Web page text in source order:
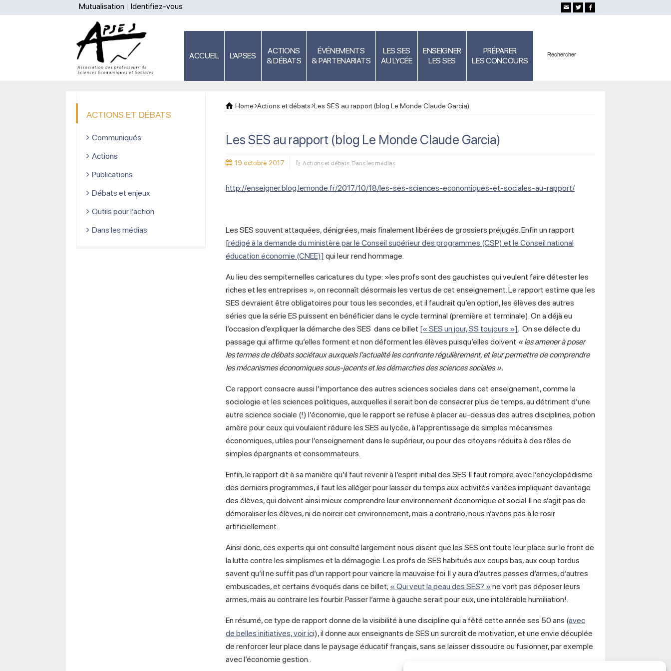
Mutualisation Identifiez-vous
ACCUEIL L’APSES
ACTIONS
& DÉBATS
ÉVÉNEMENTS
& PARTENARIATS
LES SES
AU LYCÉE
ENSEIGNER
LES SES
PRÉPARER
LES CONCOURS
Home Actions et débats Les SES au rapport (blog Le Monde Claude Garcia)
Les SES au rapport (blog Le Monde Claude Garcia)
19 octobre 2017 Actions et débats, Dans les médias
http://enseigner.blog.lemonde.fr/2017/10/18/les-ses-sciences-economiques-et-sociales-au-rapport/
Les SES souvent attaquées, dénigrées, mais finalement libérées de grossiers préjugés. Enfin un rapport
[rédigé à la demande du ministère par le Conseil supérieur des programmes (CSP) et le Conseil national
éducation économie (CNEE)] qui leur rend hommage.
Au lieu des sempiternelles caricatures du type: »les profs sont des gauchistes qui veulent faire détester les
riches et les entreprises », on reconnaît désormais les vertus de cet enseignement. Le rapport estime que les
SES devraient être obligatoires pour tous les secondes, et il faudrait qu’en option, les élèves des autres
séries que la série ES puissent en bénéficier dans le cycle terminal (première et terminale). On a déjà eu
l’occasion d’expliquer la démarche des SES dans ce billet [« SES un jour, SS toujours »]. On se délecte du
passage qui affirme qu’elles forment et non déforment les élèves puisqu’elles doivent « les amener à poser
les termes de débats sociétaux auxquels l’actualité les confronte régulièrement, et leur permettre de comprendre
les mécanismes économiques sous-jacents et les démarches des sciences sociales ».
Ce rapport consacre aussi l’importance des autres sciences sociales dans cet enseignement, comme la
sociologie et les sciences politiques, auxquelles il serait bon de consacrer plus de temps, au détriment d’une
autre science sociale (!) l’économie, que le rapport se refuse à placer au-dessus des autres disciplines; potion
amère pour ceux qui voulaient réduire les SES au lycée, à l’apprentissage de simples mécanismes
économiques, utiles pour l’enseignement dans le supérieur, ou pour des citoyens réduits à des rôles de
simples épargnants et consommateurs.
Enfin, le rapport dit à sa manière qu’il faut revenir à l’esprit initial des SES. Il faut rompre avec l’encyclopédisme
des derniers programmes, il faut les alléger pour laisser du temps aux activités variées impliquant davantage
des élèves, qui doivent ainsi mieux comprendre leur environnement économique et social. Il ne s’agit pas de
démoraliser les élèves, ni de noircir cet environnement, mais a contrario, nous n’avons pas à le rosir
artificiellement.
Ainsi donc, ces experts qui ont consulté largement nous disent que les SES ont toute leur place sur le front de
la lutte contre les simplismes et la démagogie. Les profs de SES habitués aux coups bas, aux coup tordus
savent qu’il ne suffit pas d’un rapport pour vaincre la mauvaise foi. Il y aura d’autres passes d’armes, d’autres
embuscades, et certains évoqués dans ce billet; « Qui veut la peau des SES? » ne vont pas déposer leurs
armes, mais au contraire les fourbir. Passer l’arme à gauche serait pour eux, une intolérable humiliation!.
En résumé, ce type de rapport donne de la visibilité à une discipline qui a fêté cette année ses 50 ans (avec
de belles initiatives, voir ici), il donne aux enseignants de SES un surcroît de motivation, et une envie décuplée
de renforcer leur place dans le paysage éducatif français, sans se laisser dissoudre ou fusionner, par exemple
avec l’économie gestion..
ACTIONS ET DÉBATS
Communiqués
Actions
Publications
Débats et enjeux
Outils pour l’action
Dans les médias